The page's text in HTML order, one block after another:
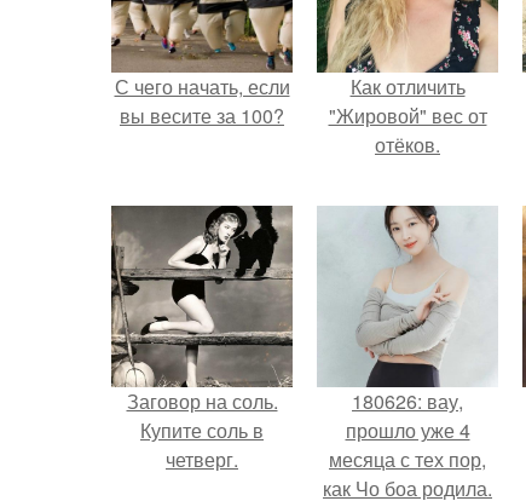
С чего начать, если
вы весите за 100?
Как отличить
"Жировой" вес от
отёков.
Заговор на соль.
Купите соль в
четверг.
180626: вау,
прошло уже 4
месяца с тех пор,
как Чо боа родила.